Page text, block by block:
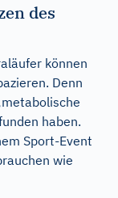
des
können
Denn
haben.
Sport-Event
wie